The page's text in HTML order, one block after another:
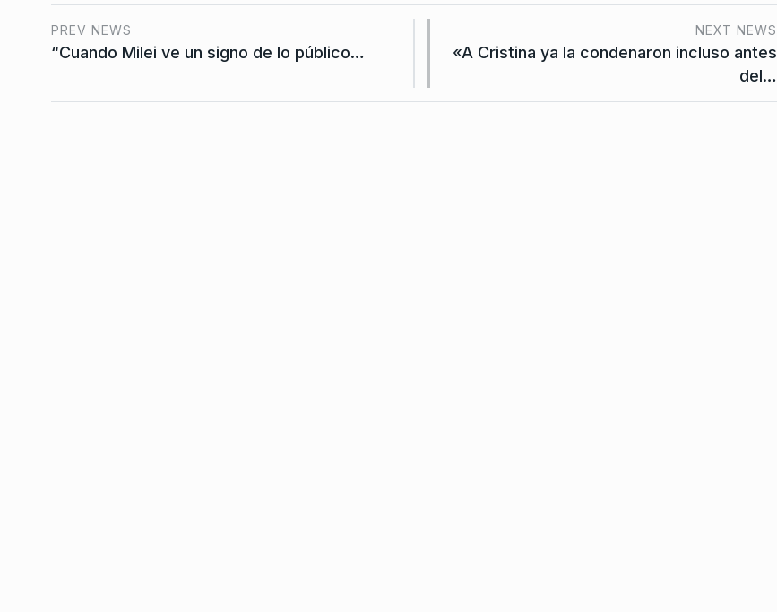
PREV NEWS
“Cuando Milei ve un signo de lo público…
NEXT NEWS
«A Cristina ya la condenaron incluso antes
del…
7
«Es un proyecto de
Estados Unidos»